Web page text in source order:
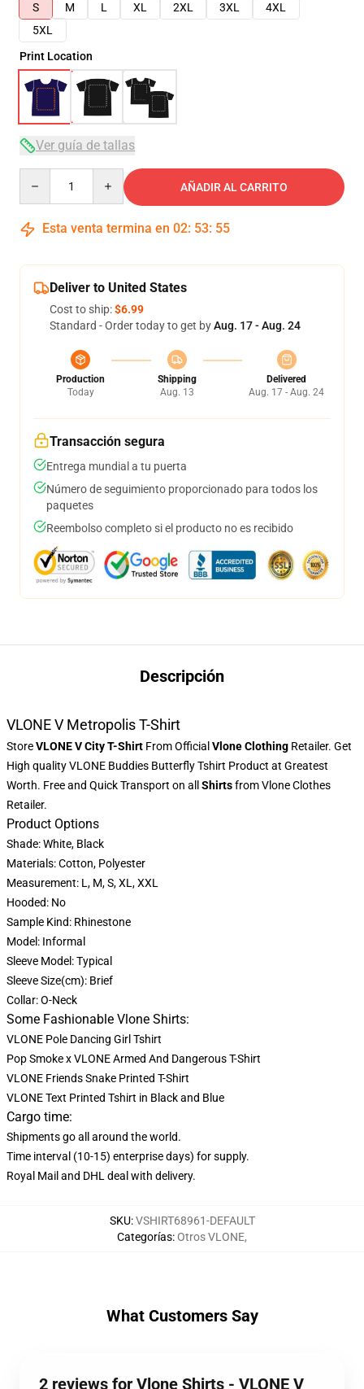
S
M L XL 2XL 3XL
4XL
5XL
Print Location
Ver guía de tallas
AÑADIR AL CARRITO
Esta venta termina en 02: 53: 54
Deliver to United States
Cost to ship:$6.99
Standard - Order today to get byAug. 17 - Aug. 24
Production
Today
Shipping
Aug. 13
Delivered
Aug. 17 - Aug. 24
Transacción segura
Entrega mundial a tu puerta
Número de seguimiento proporcionado para todos los
paquetes
Reembolso completo si el producto no es recibido
Descripción
VLONE V Metropolis T-Shirt
StoreVLONE V City T-Shirt From Official Vlone Clothing Retailer. Get
High quality VLONE Buddies Butterfly Tshirt Product at Greatest
Worth. Free and Quick Transport on all Shirtsfrom Vlone Clothes
Retailer.
Product Options
Shade: White, Black
Materials: Cotton, Polyester
Measurement: L, M, S, XL, XXL
Hooded: No
Sample Kind: Rhinestone
Model: Informal
Sleeve Model: Typical
Sleeve Size(cm): Brief
Collar: O-Neck
Some Fashionable Vlone Shirts:
VLONE Pole Dancing Girl Tshirt
Pop Smoke x VLONE Armed And Dangerous T-Shirt
VLONE Friends Snake Printed T-Shirt
VLONE Text Printed Tshirt in Black and Blue
Cargo time:
Shipments go all around the world.
Time interval (10-15) enterprise days) for supply.
Royal Mail and DHL deal with delivery.
SKU:VSHIRT68961-DEFAULT
Categorías:Otros VLONE,
What Customers Say
2 reviews for Vlone Shirts - VLONE V